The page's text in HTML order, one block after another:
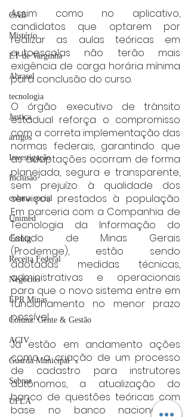
OAB
Mistério
ET de Varginha
Abrasel
tecnologia
Justiça
artigos
Investigação
Inclusão
coluna social
Unimed
Cemig
Receita Federal
Negócios
EPR Minas
Coluna: Gente & Gestão
ACIV
Guarda Municipal
Sebrae
UFLA
Assim como no aplicativo,
candidatos que optarem por
realizar as aulas teóricas em
autoescolas não terão mais
exigência de carga horária mínima
para conclusão do curso.
O órgão executivo de trânsito
estadual reforça o compromisso
com a correta implementação das
normas federais, garantindo que
as adaptações ocorram de forma
planejada, segura e transparente,
sem prejuízo à qualidade dos
serviços prestados à população.
Em parceria com a Companhia de
Tecnologia da Informação do
Estado de Minas Gerais
(Prodemge), estão sendo
adotadas medidas técnicas,
administrativas e operacionais
para que o novo sistema entre em
funcionamento no menor prazo
possível.
Já estão em andamento ações
como a criação de um processo
de cadastro para instrutores
autônomos, a atualização do
banco de questões teóricas com
base no banco nacional, a